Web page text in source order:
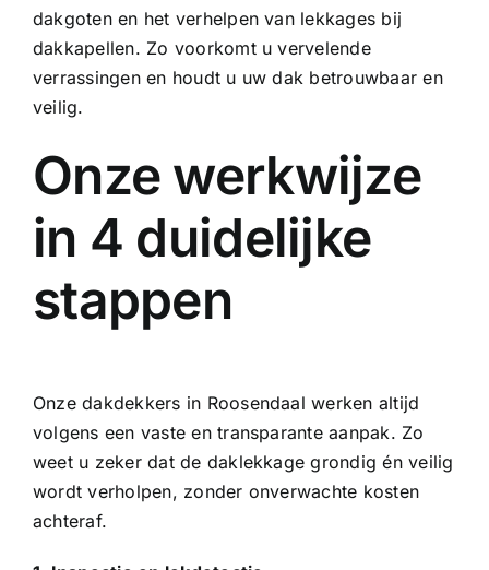
dakgotenen het verhelpen van lekkages bij
dakkapellen. Zo voorkomt u vervelende
verrassingen en houdt u uw dak betrouwbaar en
veilig.
Onze werkwijze
in 4 duidelijke
stappen
Onze dakdekkers in Roosendaal werken altijd
volgens een vaste en transparante aanpak. Zo
weet u zeker dat de daklekkage grondig én veilig
wordt verholpen, zonder onverwachte kosten
achteraf.